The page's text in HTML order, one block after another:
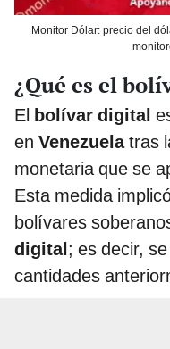
Monitor Dólar: precio del
¿Qué es el
El bolívar digital
en Venezuelatras
monetaria que se
Esta medida
bolívares
digital; es decir,
cantidades